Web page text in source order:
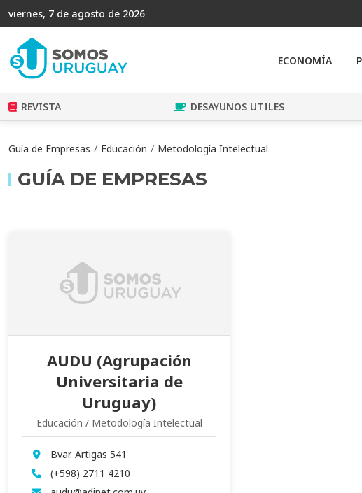
viernes, 7 de agosto de 2026
ECONOMÍA
REVISTA DESAYUNOS UTILES
Guía de Empresas Educación Metodología Intelectual
GUÍA DE EMPRESAS
AUDU (Agrupación
Universitaria de
Uruguay)
Educación / Metodología Intelectual
Bvar. Artigas 541
(+598) 2711 4210